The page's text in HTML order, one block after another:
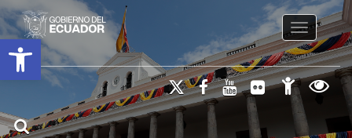
Open toolbar
Toggle